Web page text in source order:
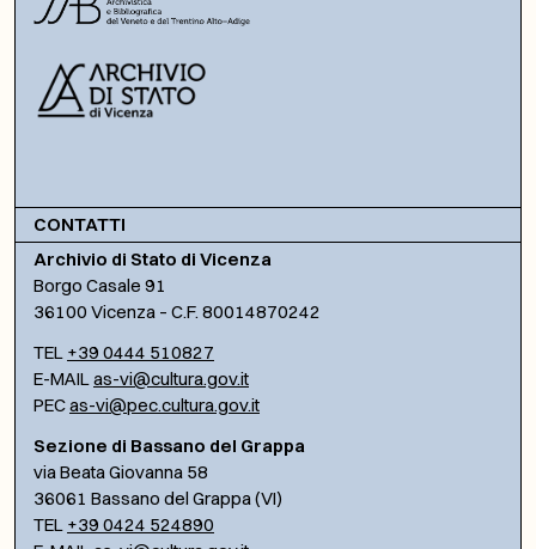
CONTATTI
Archivio di Stato di Vicenza
Borgo Casale 91
36100 Vicenza – C.F. 80014870242
TEL +39 0444 510827
E-MAILas-vi@cultura.gov.it
PECas-vi@pec.cultura.gov.it
Sezione di Bassano del Grappa
via Beata Giovanna 58
36061 Bassano del Grappa (VI)
TEL +39 0424 524890